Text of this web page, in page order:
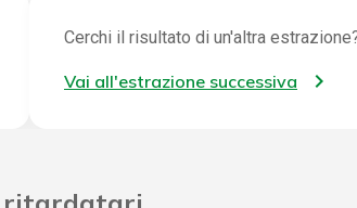
Cerchi il risultato di un'altra
Vai all'estrazione successiva